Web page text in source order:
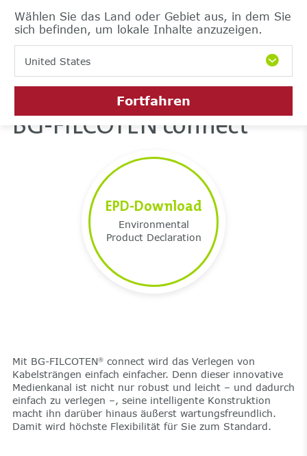
Wählen Sie das Land oder Gebiet aus, in dem Sie
sich befinden, um lokale Inhalte anzuzeigen.
United States
Fortfahren
BG-FILCOTEN connect
EPD-Download
Environmental
Product Declaration
Mit BG-FILCOTEN®connect wird das Verlegen von
Kabelsträngen einfach einfacher. Denn dieser innovative
Medienkanal ist nicht nur robust und leicht – und dadurch
einfach zu verlegen –, seine intelligente Konstruktion
macht ihn darüber hinaus äußerst wartungsfreundlich.
Damit wird höchste Flexibilität für Sie zum Standard.